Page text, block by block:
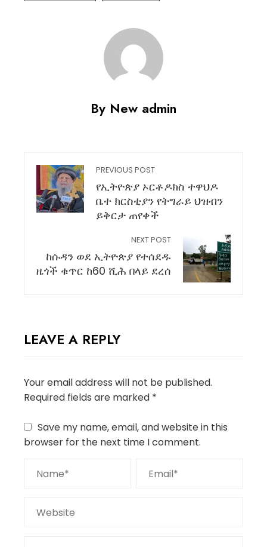
By New admin
PREVIOUS POST
የኢትዮጵያ ኦርቶዶክስ ተዋህዶ
ቤተ ክርስቲያን የትግራይ ህዝብን
ይቅርታ ጠየቀች
NEXT POST
ከሱዳን ወደ ኢትዮጵያ የተሰደዱ
ዜጎች ቁጥር ከ60 ሺሕ በላይ ደረሰ
LEAVE A REPLY
Your email address will not be published.
Required fields are marked *
Save my name, email, and website in this
browser for the next time I comment.